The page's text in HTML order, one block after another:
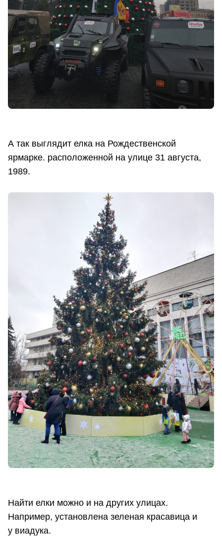
А так выглядит елка на Рождественской
ярмарке. расположенной на улице 31 августа,
1989.
Найти елки можно и на других улицах.
Например, установлена зеленая красавица и
у виадука.